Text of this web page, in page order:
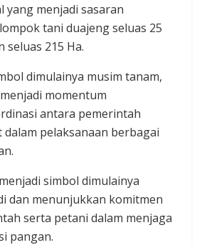
yang menjadi sasaran
tani duajeng seluas 25
seluas 215 Ha.
dimulainya musim tanam,
momentum
antara pemerintah
pelaksanaan berbagai
simbol dimulainya
dan menunjukkan komitmen
serta petani dalam menjaga
pangan.